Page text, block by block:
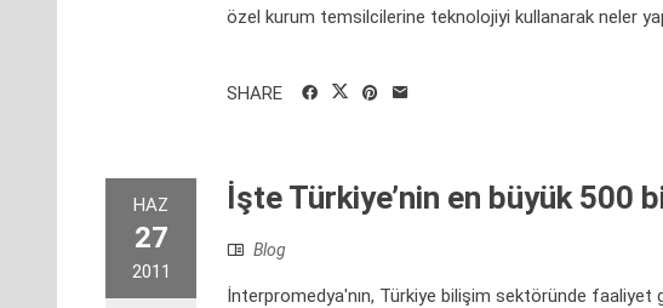
özel kurum temsilcilerine teknolojiyi kullanarak neler
SHARE
HAZ
27
2011
İşte Türkiye’nin en büyük 500
Blog
İnterpromedya'nın, Türkiye bilişim sektöründe faaliyet